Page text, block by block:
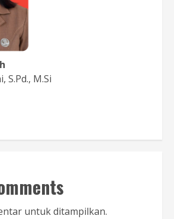
S.Pd., M.Si
untuk ditampilkan.